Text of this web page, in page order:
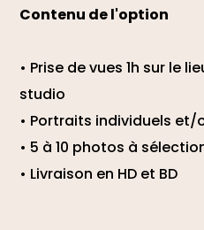
Contenu de l'option
• Prise de vues 1h sur le
studio
• Portraits individuels et/
• 5 à 10 photos à
• Livraison en HD et BD